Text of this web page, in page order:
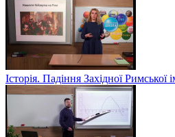
Історія. Падіння Західної